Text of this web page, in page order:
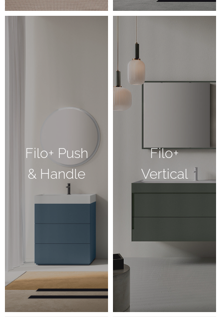
Filo+ Push
& Handle
Filo+
Vertical